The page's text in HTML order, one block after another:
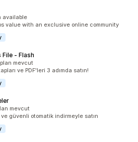
available
value with an exclusive online community
‑ Flash
mevcut
ve PDF'leri 3 adımda satın!
mevcut
güvenli otomatik indirmeyle satın